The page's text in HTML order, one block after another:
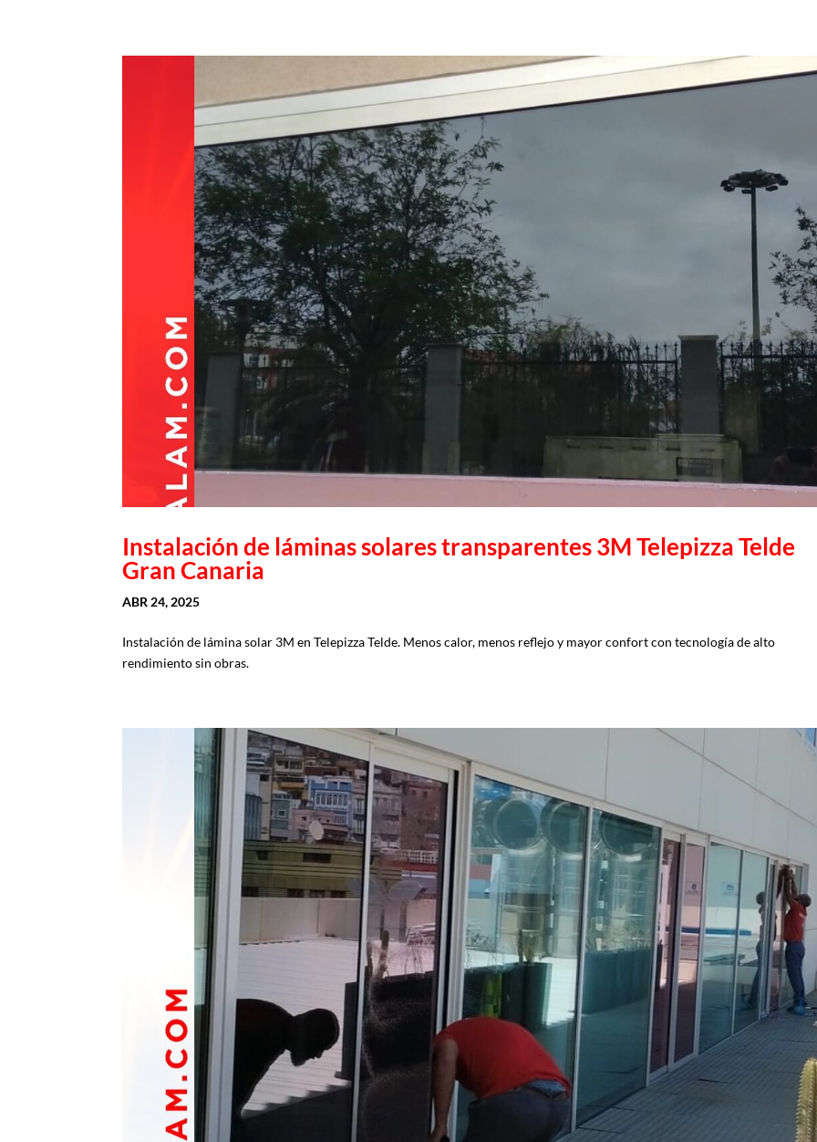
Instalación de láminas solares transparentes 3M Telepizza Telde
Gran Canaria
ABR 24, 2025
Instalación de lámina solar 3M en Telepizza Telde. Menos calor, menos reflejo y mayor confort con tecnología de alto
rendimiento sin obras.